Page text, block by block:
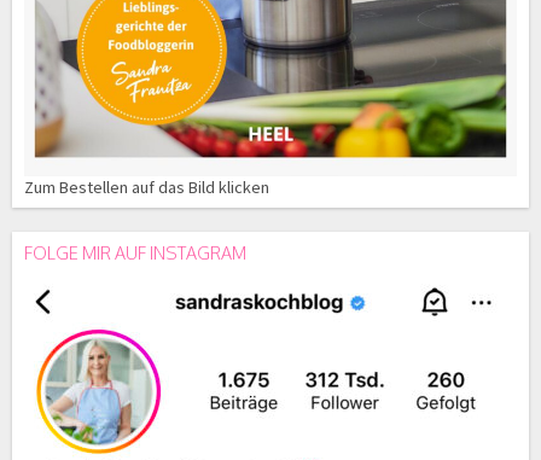
Zum Bestellen auf das Bild klicken
FOLGE MIR AUF INSTAGRAM